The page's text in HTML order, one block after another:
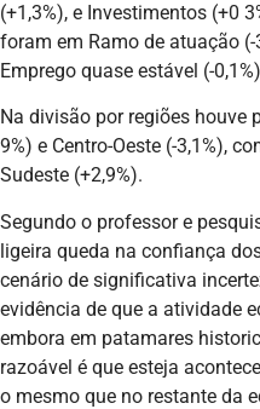
(+1,3%), e Investimentos (+0
foram em Ramo de atuação (-
Emprego quase estável (-
Na divisão por regiões houve
9%) e Centro-Oeste (-3,1%),
Sudeste (+2,9%).
Segundo o professor e
ligeira queda na confiança
cenário de significativa
evidência de que a atividade
embora em patamares
razoável é que esteja
o mesmo que no restante da